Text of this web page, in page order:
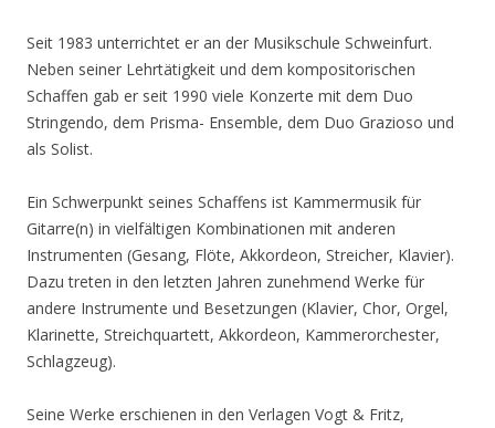
Seit 1983 unterrichtet er an der Musikschule Schweinfurt.
Neben seiner Lehrtätigkeit und dem kompositorischen
Schaffen gab er seit 1990 viele Konzerte mit dem Duo
Stringendo, dem Prisma- Ensemble, dem Duo Grazioso und
als Solist.
Ein Schwerpunkt seines Schaffens ist Kammermusik für
Gitarre(n) in vielfältigen Kombinationen mit anderen
Instrumenten (Gesang, Flöte, Akkordeon, Streicher, Klavier).
Dazu treten in den letzten Jahren zunehmend Werke für
andere Instrumente und Besetzungen (Klavier, Chor, Orgel,
Klarinette, Streichquartett, Akkordeon, Kammerorchester,
Schlagzeug).
Seine Werke erschienen in den Verlagen Vogt & Fritz,